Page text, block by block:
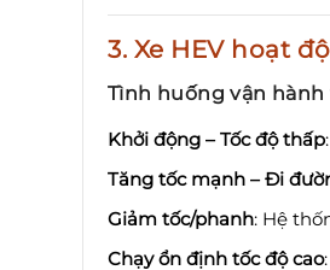
3. Xe HEV hoạt
Tình huống vận
Khởi động – Tốc độ thấp
Tăng tốc mạnh – Đi
Giảm tốc/phanh: Hệ
Chạy ổn định tốc độ cao